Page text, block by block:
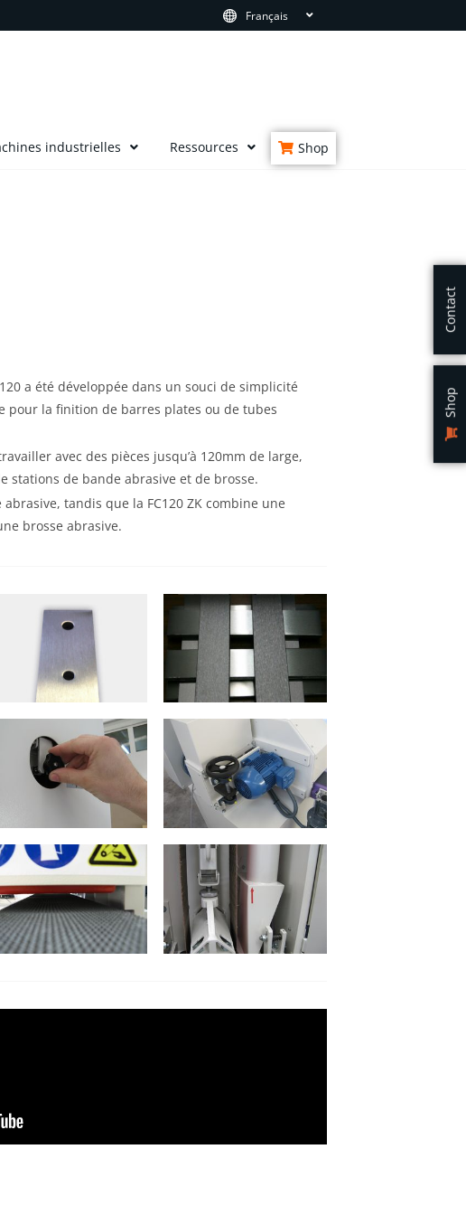
Français
industrielles Ressources Shop
a été développée dans un souci de simplicité
pour la finition de barres plates ou de tubes
avec des pièces jusqu’à 120mm de large,
stations de bande abrasive et de brosse.
tandis que la FC120 ZK combine une
brosse abrasive.
Shop
Contact